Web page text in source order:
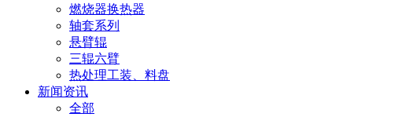
燃烧器换热器
轴套系列
悬臂辊
三辊六臂
热处理工装、料盘
新闻资讯
全部